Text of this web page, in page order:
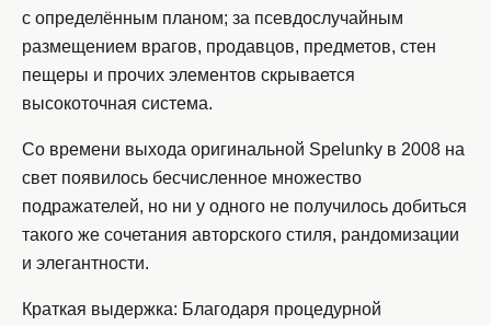
с определённым планом; за псевдослучайным
размещением врагов, продавцов, предметов, стен
пещеры и прочих элементов скрывается
высокоточная система.
Со времени выхода оригинальной Spelunky в 2008 на
свет появилось бесчисленное множество
подражателей, но ни у одного не получилось добиться
такого же сочетания авторского стиля, рандомизации
и элегантности.
Краткая выдержка: Благодаря процедурной